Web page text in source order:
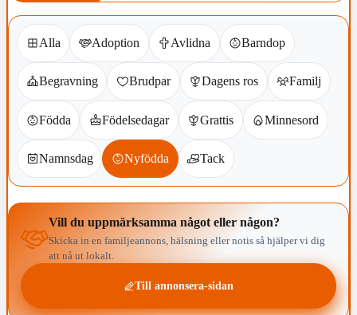
Alla Adoption Avlidna Barndop
Begravning Brudpar Dagens ros Familj
Födda Födelsedagar Grattis Minnesord
Namnsdag Nyfödda Tack
Vill du uppmärksamma något eller någon?
Skicka in en familjeannons, hälsning eller notis så hjälper vi dig
att nå ut lokalt.
Till annonsera-sidan